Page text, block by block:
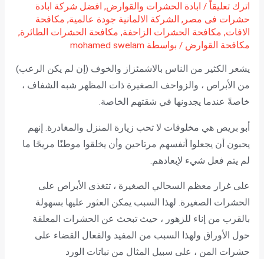
اترك تعليقاً / ابادة الحشرات والقوارض, افضل شركة ابادة
حشرات فى مصر , الشركة الالمانية جودة عالمية, مكافحة
الافات, مكافحة الحشرات الزاحفة, مكافحة الحشرات الطائرة,
مكافحة القوارض / بواسطة mohamed swelam
يشعر الكثير من الناس بالاشمئزاز والخوف (إن لم يكن الرعب)
من الأبراص ، والزواحف الصغيرة ذات المظهر شبه الشفاف ،
خاصةً عندما يجدونها في شقتهم الخاصة.
أبو بريص هي مخلوقات لا تحب زيارة المنزل والمغادرة. إنهم
يحبون أن يجعلوا أنفسهم مرتاحين وأن يخلقوا موطنًا مريحًا ما
لم يتم فعل شيء لإبعادهم.
على غرار معظم السحالي الصغيرة ، تتغذى الأبراص على
الحشرات الصغيرة. لهذا السبب يمكن العثور عليها بسهولة
بالقرب من إناء للزهور ، حيث تبحث عن الحشرات المعلقة
حول الأوراق ولهذا السبب من المفيد والفعال القضاء على
حشرات المن ، على سبيل المثال من نباتات الورد